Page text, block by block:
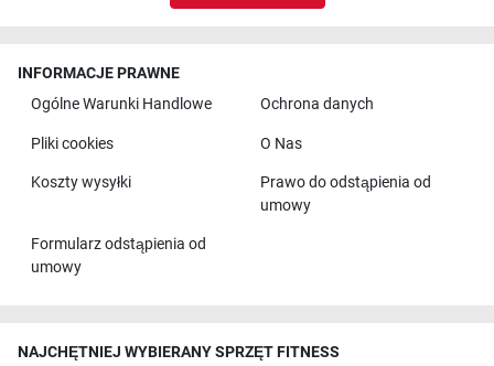
INFORMACJE PRAWNE
Ogólne Warunki Handlowe
Ochrona danych
Pliki cookies O Nas
Koszty wysyłki
Prawo do odstąpienia od
umowy
Formularz odstąpienia od
umowy
NAJCHĘTNIEJ WYBIERANY SPRZĘT FITNESS